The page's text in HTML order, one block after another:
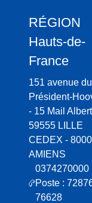
RÉGION
Hauts-de-
France
151 avenue du
Président-
- 15 Mail
59555 LILLE
CEDEX -
AMIENS
0374270000
Poste :
76628